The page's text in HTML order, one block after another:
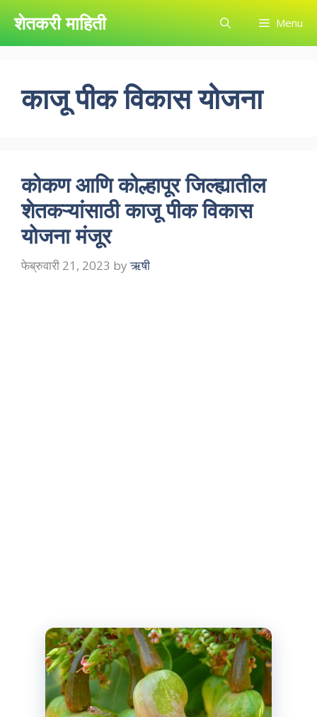
content
शेतकरी माहिती Menu
काजू पीक विकास योजना
कोकण आणि कोल्हापूर जिल्ह्यातील
शेतकऱ्यांसाठी काजू पीक विकास
योजना मंजूर
फेब्रुवारी 21, 2023 byऋषी